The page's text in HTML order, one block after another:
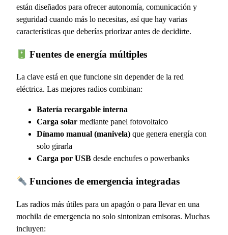
están diseñados para ofrecer autonomía, comunicación y
seguridad cuando más lo necesitas, así que hay varias
características que deberías priorizar antes de decidirte.
Fuentes de energía múltiples
La clave está en que funcione sin depender de la red
eléctrica. Las mejores radios combinan:
Batería recargable interna
Carga solar mediante panel fotovoltaico
Dínamo manual (manivela) que genera energía con
solo girarla
Carga por USB desde enchufes o powerbanks
Funciones de emergencia integradas
Las radios más útiles para un apagón o para llevar en una
mochila de emergencia no solo sintonizan emisoras. Muchas
incluyen: